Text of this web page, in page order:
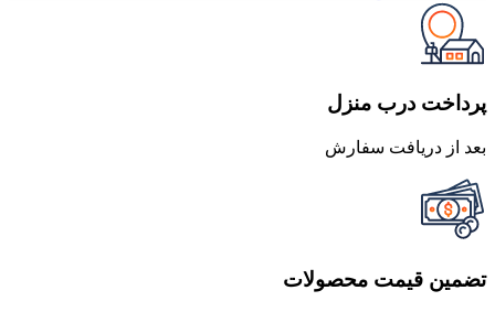
پرداخت درب منزل
بعد از دریافت سفارش
تضمین قیمت محصولات